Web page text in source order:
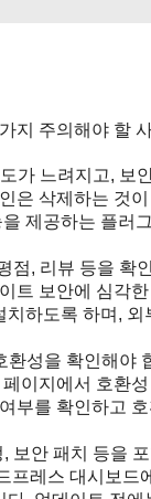
지 주의해야 할
가 느려지고, 보
은 삭제하는 것
제공하는 플러
점, 리뷰 등을 확
트 보안에 심각
하도록 하며,
성을 확인해야
이지에서 호환
부를 확인하고
보안 패치 등을
프레스 대시보드